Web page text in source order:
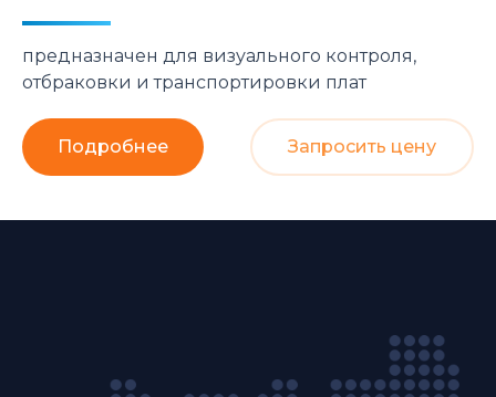
предназначен для визуального контроля,
отбраковки и транспортировки плат
Подробнее Запросить цену